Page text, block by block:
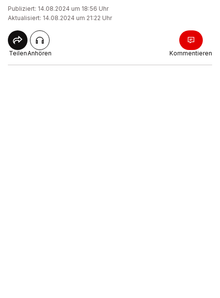
Publiziert: 14.08.2024 um 18:56 Uhr
Aktualisiert: 14.08.2024 um 21:22 Uhr
TeilenAnhören Kommentieren